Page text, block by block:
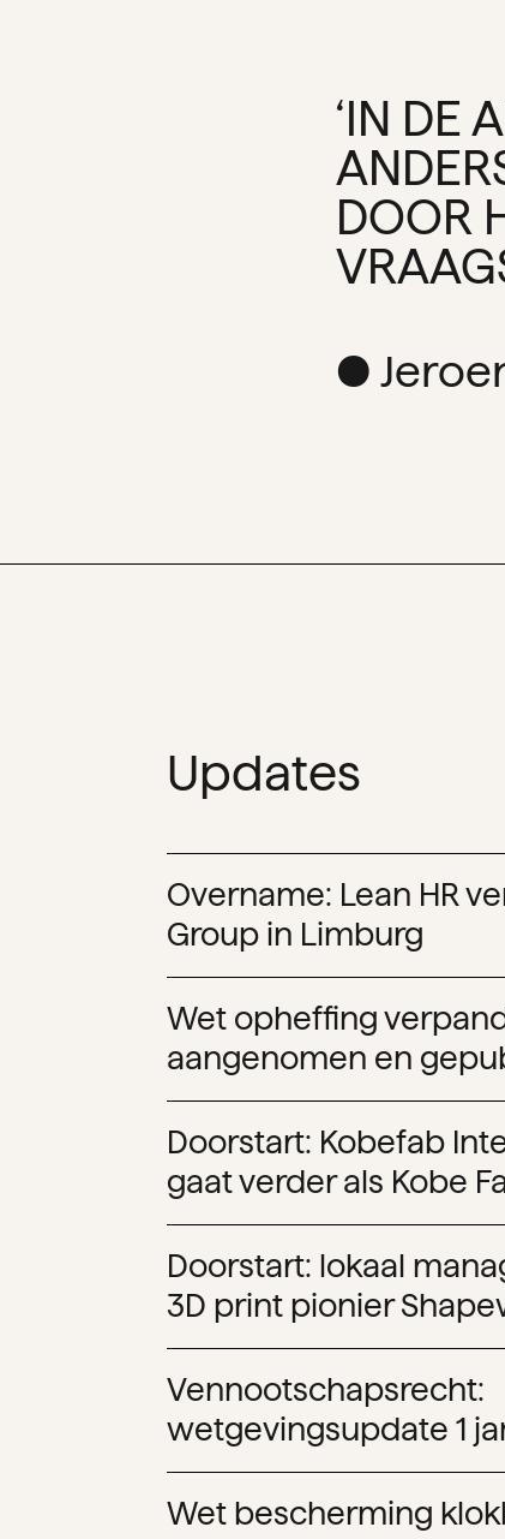
‘IN DE
DOOR
●
Updates
Overname: Lean HR
Group in Limburg
Wet opheffing
aangenomen en
Doorstart: Kobefab
gaat verder als Kobe
Doorstart: lokaal
3D print pionier
Vennootschapsrecht:
wetgevingsupdate 1
Wet bescherming